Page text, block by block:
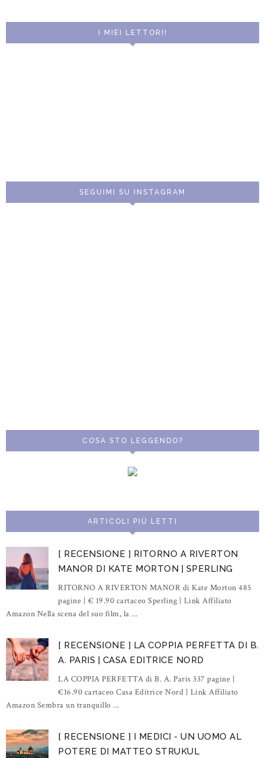
I MIEI LETTORI!
SEGUIMI SU INSTAGRAM
COSA STO LEGGENDO?
ARTICOLI PIÙ LETTI
[ RECENSIONE ] RITORNO A RIVERTON
MANOR DI KATE MORTON | SPERLING
RITORNO A RIVERTON MANOR di Kate Morton 485
pagine | € 19.90 cartaceo Sperling | Link Affiliato
Amazon Nella scena del suo film, la ...
[ RECENSIONE ] LA COPPIA PERFETTA DI B.
A. PARIS | CASA EDITRICE NORD
LA COPPIA PERFETTA di B. A. Paris 337 pagine |
€16.90 cartaceo Casa Editrice Nord | Link Affiliato
Amazon Sembra un tranquillo ...
[ RECENSIONE ] I MEDICI - UN UOMO AL
POTERE DI MATTEO STRUKUL